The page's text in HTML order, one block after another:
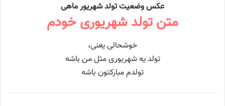
عکس وضعیت تولد شهریور ماهی
متن تولد شهریوری خودم
خوشحالی یعنی،
تولد یه شهریوری مثل من باشه
تولدم مبارکتون باشه